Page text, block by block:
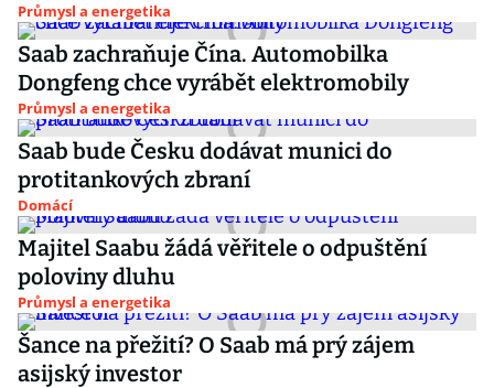
Průmysl a energetika
Saab zachraňuje Čína. Automobilka
Dongfeng chce vyrábět elektromobily
Průmysl a energetika
Saab bude Česku dodávat munici do
protitankových zbraní
Domácí
Majitel Saabu žádá věřitele o odpuštění
poloviny dluhu
Průmysl a energetika
Šance na přežití? O Saab má prý zájem
asijský investor